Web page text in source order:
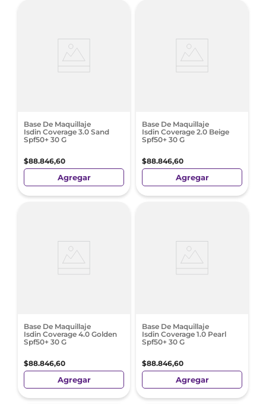
Base De Maquillaje
Isdin Coverage 3.0 Sand
Spf50+ 30 G
$88.846,60
Agregar
Base De Maquillaje
Isdin Coverage 2.0 Beige
Spf50+ 30 G
$88.846,60
Agregar
Base De Maquillaje
Isdin Coverage 4.0 Golden
Spf50+ 30 G
$88.846,60
Agregar
Base De Maquillaje
Isdin Coverage 1.0 Pearl
Spf50+ 30 G
$88.846,60
Agregar